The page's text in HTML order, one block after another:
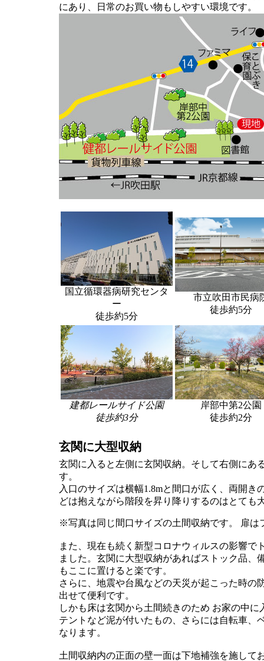
にあり、日常のお買い物もしやすい環境です。
国立循環器病研究センタ
ー
徒歩約5分
市立吹田市民病
徒歩約5分
建都レールサイド公園
徒歩約3分
岸部中第2公園
徒歩約2分
玄関に大型収納
玄関に入ると左側に玄関収納。そして右側にあ
す。
入口のサイズは横幅1.8mと間口が広く、両開
どは抱えながら階段を昇り降りするのはとても
※写真は同じ間口サイズの土間収納です。 扉は
また、現在も続く新型コロナウィルスの影響
ました。玄関に大型収納があればストック品
もここに置けると楽です。
さらに、地震や台風などの天災が起こった時の
出せて便利です。
しかも床は玄関から土間続きのため お家の中
テントなど泥が付いたもの、さらには自転車、
なります。
土間収納内の正面の壁一面は下地補強を施して